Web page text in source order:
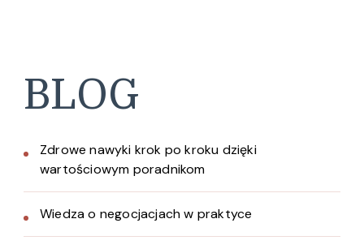
BLOG
Zdrowe nawyki krok po kroku dzięki
wartościowym poradnikom
Wiedza o negocjacjach w praktyce